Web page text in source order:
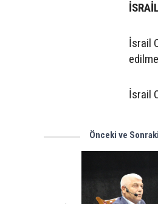
İsrail
İsrail
Önceki ve